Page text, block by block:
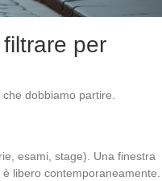
per
dobbiamo partire.
esami, stage). Una finestra
libero contemporaneamente.